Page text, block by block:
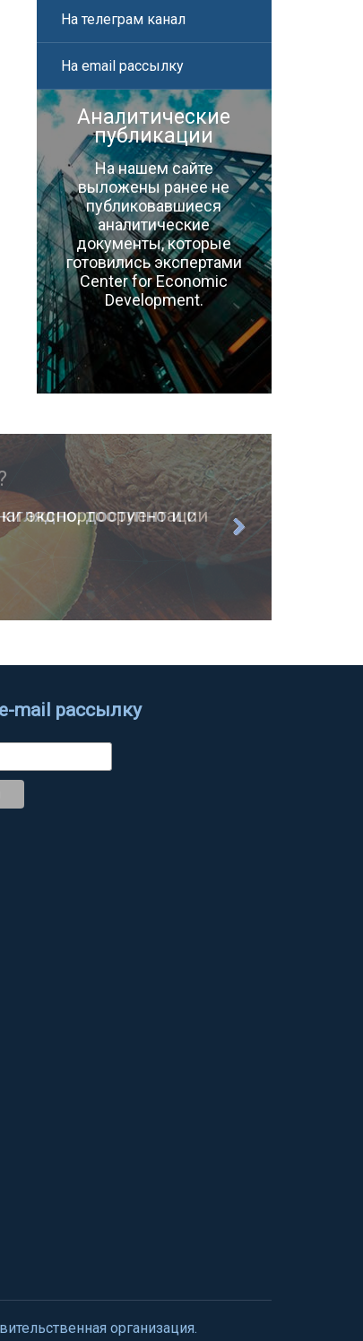
На телеграм канал
На email рассылку
Аналитические
публикации
На нашем сайте
выложены ранее не
публиковавшиеся
аналитические
документы, которые
готовились экспертами
Center for Economic
Development.
доступно и с
mail рассылку
организация.